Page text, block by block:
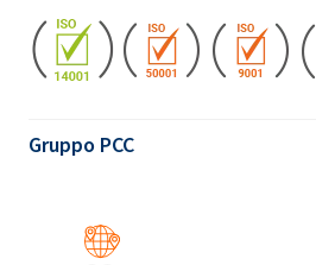
Gruppo PCC